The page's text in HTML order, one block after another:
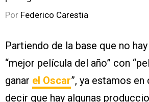
Por Federico Carestia
Partiendo de la base que no
“mejor película del año” con
ganar el Oscar”, ya estamos
decir que hay algunas